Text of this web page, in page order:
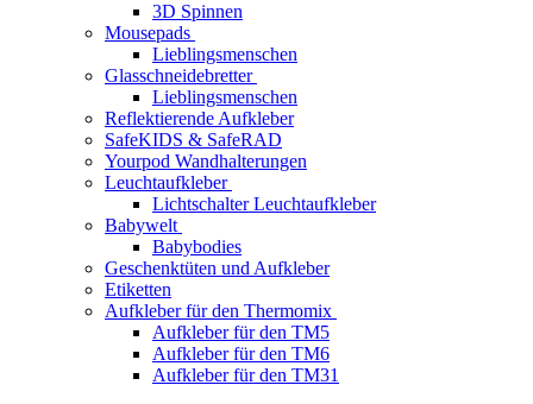
3D Spinnen
Mousepads
Lieblingsmenschen
Glasschneidebretter
Lieblingsmenschen
Reflektierende Aufkleber
SafeKIDS & SafeRAD
Yourpod Wandhalterungen
Leuchtaufkleber
Lichtschalter Leuchtaufkleber
Babywelt
Babybodies
Geschenktüten und Aufkleber
Etiketten
Aufkleber für den Thermomix
Aufkleber für den TM5
Aufkleber für den TM6
Aufkleber für den TM31